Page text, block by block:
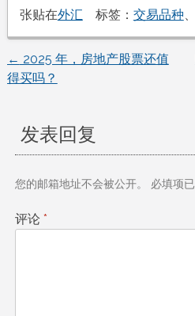
张贴在外汇 标签： 交易品种、
文
导
航
← 2025 年，房地产股票还值
得买吗？
发表回复
您的邮箱地址不会被公开。 必填项
评论 *